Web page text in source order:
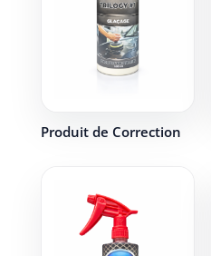
Produit de Correction